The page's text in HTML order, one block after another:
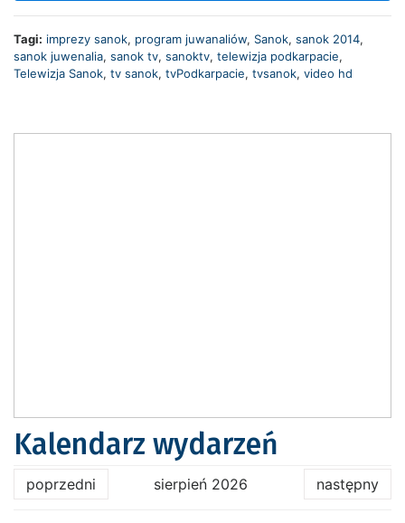
Tagi: imprezy sanok, program juwanaliów, Sanok, sanok 2014,
sanok juwenalia, sanok tv, sanoktv, telewizja podkarpacie,
Telewizja Sanok, tv sanok, tvPodkarpacie, tvsanok, video hd
Kalendarz wydarzeń
poprzedni sierpień 2026 następny